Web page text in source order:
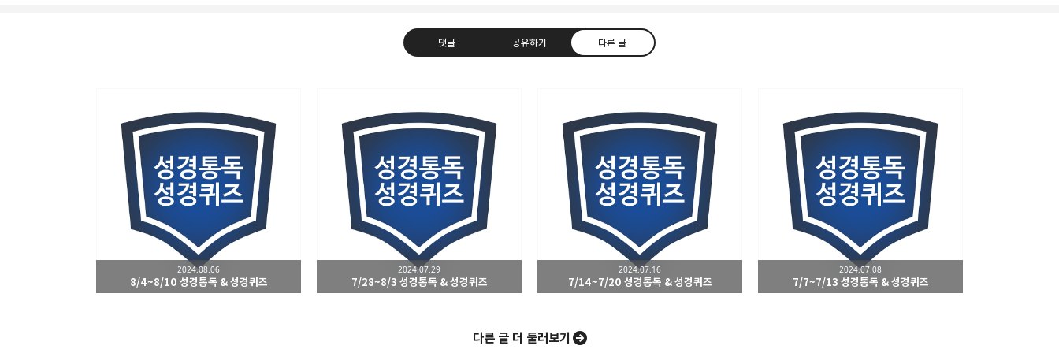
댓글 공유하기 다른 글
남가주온유한교회
세상을 향해 파송받은 선교적 공동체
구독하기
카카오톡 라인 트위터 Facebook 카카오스토리 밴드
네이버 블로그 Pocket Evernote
8/4~8/10 성경통독 & 성경퀴즈
2024.08.06
7/28~8/3 성경통독 & 성경퀴즈
2024.07.29
7/14~7/20 성경통독 & 성경퀴즈
2024.07.16
7/7~7/13 성경통독 & 성경퀴즈
2024.07.08
다른 글 더 둘러보기